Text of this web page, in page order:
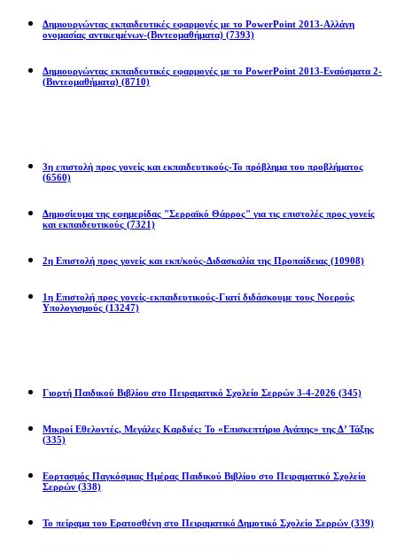
Δημιουργώντας εκπαιδευτικές εφαρμογές με το PowerPoint 2013-Αλλάγη
ονομασίας αντικειμένων-(Βιντεομαθήματα) (7393)
Δημιουργώντας εκπαιδευτικές εφαρμογές με το PowerPoint 2013-Εναύσματα 2-
(Βιντεομαθήματα) (8710)
3η επιστολή προς γονείς και εκπαιδευτικούς-Το πρόβλημα του προβλήματος
(6560)
Δημοσίευμα της εφημερίδας "Σερραϊκό Θάρρος" για τις επιστολές προς γονείς
και εκπαιδευτικούς (7321)
2η Eπιστολή προς γονείς και εκπ/κούς-Διδασκαλία της Προπαίδειας (10908)
1η Επιστολή προς γονείς-εκπαιδευτικούς-Γιατί διδάσκουμε τους Νοερούς
Υπολογισμούς (13247)
Γιορτή Παιδικού Βιβλίου στο Πειραματικό Σχολείο Σερρών 3-4-2026 (345)
Μικροί Εθελοντές, Μεγάλες Καρδιές: Το «Επισκεπτήριο Αγάπης» της Δ’ Τάξης
(335)
Εορτασμός Παγκόσμιας Ημέρας Παιδικού Βιβλίου στο Πειραματικό Σχολείο
Σερρών (338)
Το πείραμα του Ερατοσθένη στο Πειραματικό Δημοτικό Σχολείο Σερρών (339)